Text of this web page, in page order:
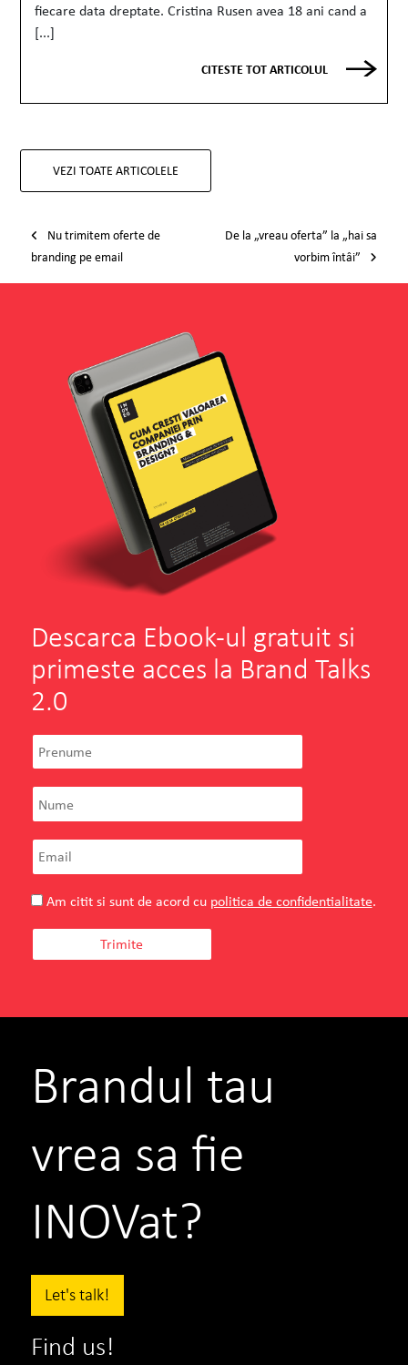
fiecare data dreptate. Cristina Rusen avea 18 ani cand a
[...]
CITESTE TOT ARTICOLUL
VEZI TOATE ARTICOLELE
Nu trimitem oferte de
branding pe email
De la „vreau oferta” la „hai sa
vorbim întâi”
Descarca Ebook-ul gratuit si
primeste acces la Brand Talks
2.0
Am citit si sunt de acord cu politica de confidentialitate.
Brandul tau
vrea sa fie
INOVat?
Let's talk!
Find us!